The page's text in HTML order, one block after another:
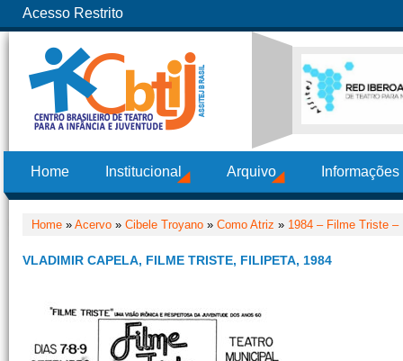
Acesso Restrito
Home Institucional Arquivo
Home » Acervo » Cibele Troyano » Como Atriz » 1984 – Filme Triste –
VLADIMIR CAPELA, FILME TRISTE, FILIPETA, 1984